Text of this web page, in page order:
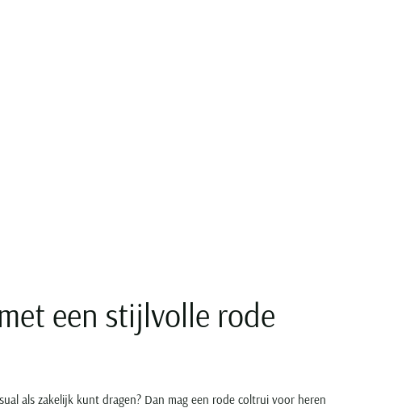
een stijlvolle rode
als zakelijk kunt dragen? Dan mag een rode coltrui voor heren